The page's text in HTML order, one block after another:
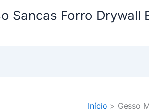
Sancas Forro Drywall
Início Gesso